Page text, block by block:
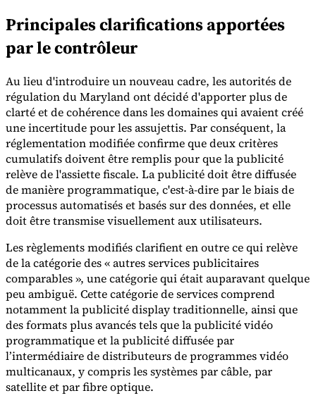
Calculateur de VATCalculateur de GST
facturation électronique
Experts
Nos auteursDevenir contributeur Choisir un expert
Principales clarifications apportées
par le contrôleur
Au lieu d'introduire un nouveau cadre, les autorités de
régulation du Maryland ont décidé d'apporter plus de
clarté et de cohérence dans les domaines qui avaient créé
une incertitude pour les assujettis. Par conséquent, la
réglementation modifiée confirme que deux critères
cumulatifs doivent être remplis pour que la publicité
relève de l'assiette fiscale. La publicité doit être diffusée
de manière programmatique, c'est-à-dire par le biais de
processus automatisés et basés sur des données, et elle
doit être transmise visuellement aux utilisateurs.
Les règlements modifiés clarifient en outre ce qui relève
de la catégorie des « autres services publicitaires
comparables », une catégorie qui était auparavant quelque
peu ambiguë. Cette catégorie de services comprend
notamment la publicité display traditionnelle, ainsi que
des formats plus avancés tels que la publicité vidéo
programmatique et la publicité diffusée par
l’intermédiaire de distributeurs de programmes vidéo
multicanaux, y compris les systèmes par câble, par
satellite et par fibre optique.